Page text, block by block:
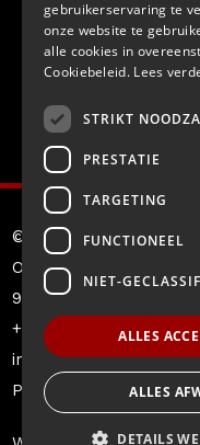
© Motohandel Wauters
Oostveldstraat 206-208
9900 Eeklo
+32 09 377 12 50
Privacy
gebruikerservaring te
onze website te
alle cookies in
Cookiebeleid. Lees
STRIKT
PRESTATIE
TARGETING
FUNCTIONEEL
NIET-
ALLES
ALLES
DETAILS